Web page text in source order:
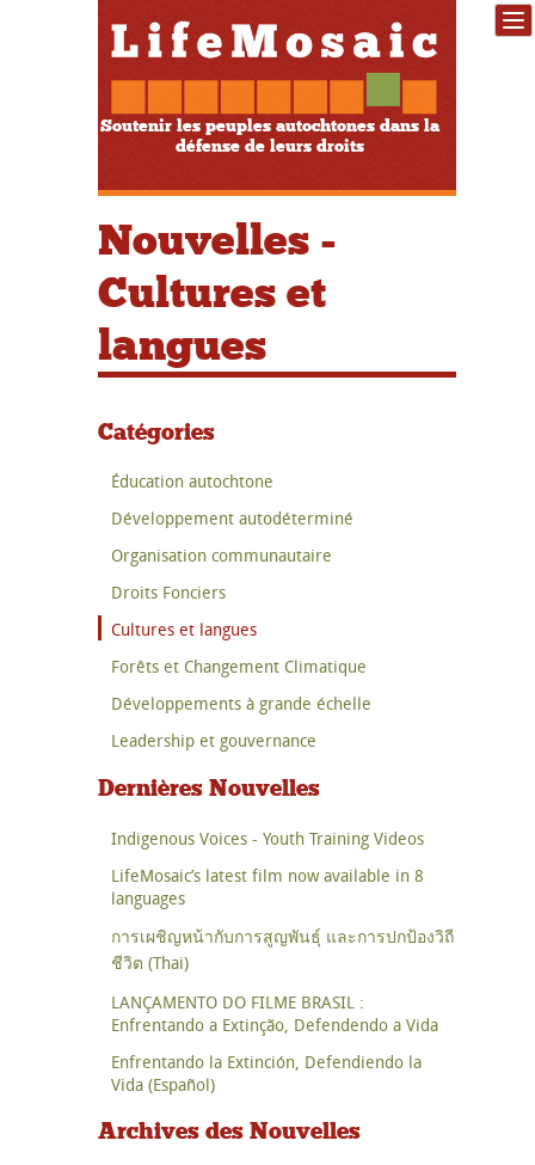
Soutenir les peuples autochtones dans la
défense de leurs droits
Nouvelles -
Cultures et
langues
Catégories
Éducation autochtone
Développement autodéterminé
Organisation communautaire
Droits Fonciers
Cultures et langues
Forêts et Changement Climatique
Développements à grande échelle
Leadership et gouvernance
Dernières Nouvelles
Indigenous Voices - Youth Training Videos
LifeMosaic’s latest film now available in 8
languages
การเผชิญหน้ากับการสูญพันธุ์ และการปกป้องวิถี
ชีวิต (Thai)
LANÇAMENTO DO FILME BRASIL :
Enfrentando a Extinção, Defendendo a Vida
Enfrentando la Extinción, Defendiendo la
Vida (Español)
Archives des Nouvelles